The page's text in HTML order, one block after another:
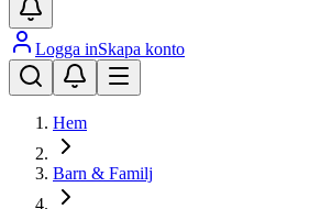
Logga inSkapa konto
Hem
Barn & Familj